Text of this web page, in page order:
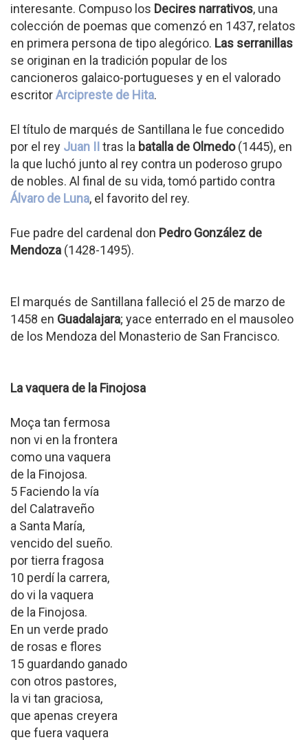
interesante. Compuso los Decires narrativos, una
colección de poemas que comenzó en 1437, relatos
en primera persona de tipo alegórico. Las serranillas
se originan en la tradición popular de los
cancioneros galaico-portugueses y en el valorado
escritorArcipreste de Hita.
El título de marqués de Santillana le fue concedido
por el rey Juan IItras la batalla de Olmedo(1445), en
la que luchó junto al rey contra un poderoso grupo
de nobles. Al final de su vida, tomó partido contra
Álvaro de Luna, el favorito del rey.
Fue padre del cardenal don Pedro González de
Mendoza (1428-1495).
El marqués de Santillana falleció el 25 de marzo de
1458 en Guadalajara; yace enterrado en el mausoleo
de los Mendoza del Monasterio de San Francisco.
La vaquera de la Finojosa
Moça tan fermosa
non vi en la frontera
como una vaquera
de la Finojosa.
5 Faciendo la vía
del Calatraveño
a Santa María,
vencido del sueño.
por tierra fragosa
10 perdí la carrera,
do vi la vaquera
de la Finojosa.
En un verde prado
de rosas e flores
15 guardando ganado
con otros pastores,
la vi tan graciosa,
que apenas creyera
que fuera vaquera